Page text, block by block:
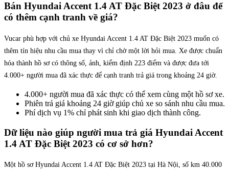
Bán Hyundai Accent 1.4 AT Đặc Biệt 2023 ở đâu để
có thêm cạnh tranh về giá?
Vucar phù hợp với chủ xe Hyundai Accent 1.4 AT Đặc Biệt 2023 muốn có
thêm tín hiệu nhu cầu mua thay vì chỉ chờ một lời hỏi mua. Xe được chuẩn
hóa thành hồ sơ có thông số, ảnh, kiểm định 223 điểm và được đưa tới
4.000+ người mua đã xác thực để cạnh tranh trả giá trong khoảng 24 giờ.
4.000+ người mua đã xác thực có thể xem cùng một hồ sơ xe.
Phiên trả giá khoảng 24 giờ giúp chủ xe so sánh nhu cầu mua.
Phí dịch vụ 1% chỉ phát sinh khi giao dịch thành công.
Dữ liệu nào giúp người mua trả giá Hyundai Accent
1.4 AT Đặc Biệt 2023 có cơ sở hơn?
Một hồ sơ Hyundai Accent 1.4 AT Đặc Biệt 2023 tại Hà Nội, số km 40.000